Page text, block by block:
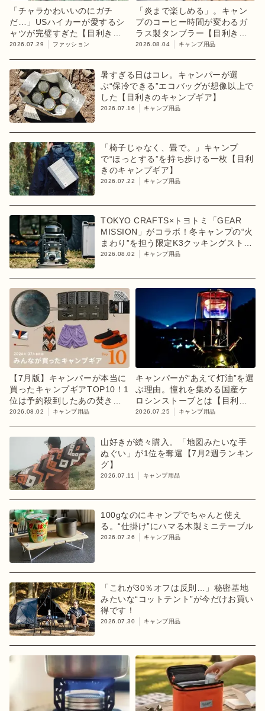
「チャラかわいいのにガチ
だ…」USハイカーが愛するシ
ャツが完璧すぎた【目利きの
キャンプギア】
2026.07.29 ファッション
「炎まで楽しめる」。キャン
プのコーヒー時間が変わるガ
ラス製タンブラー【目利きの
キャンプギア】
2026.08.04 キャンプ用品
暑すぎる日はコレ。キャンパーが選
ぶ“保冷できる”エコバッグが想像以上で
した【目利きのキャンプギア】
2026.07.16 キャンプ用品
「椅子じゃなく、畳で。」キャンプ
で“ほっとする”を持ち歩ける一枚【目利
きのキャンプギア】
2026.07.22 キャンプ用品
TOKYO CRAFTS×トヨトミ「GEAR
MISSION」がコラボ！冬キャンプの“火
まわり”を担う限定K3クッキングストー
ブが登場
2026.08.02 キャンプ用品
【7月版】キャンパーが本当に
買ったキャンプギアTOP10！1
位は予約殺到したあの焚き火
台
2026.08.02 キャンプ用品
キャンパーが“あえて灯油”を選
ぶ理由。憧れを集める国産ケ
ロシンストーブとは【目利き
のキャンプギア】
2026.07.25 キャンプ用品
山好きが続々購入。「地図みたいな手
ぬぐい」が1位を奪還【7月2週ランキン
グ】
2026.07.11 キャンプ用品
100gなのにキャンプでちゃんと使え
る。“仕掛け”にハマる木製ミニテーブル
2026.07.26 キャンプ用品
「これが30％オフは反則…」秘密基地
みたいな“コットテント”が今だけお買い
得です！
2026.07.30 キャンプ用品